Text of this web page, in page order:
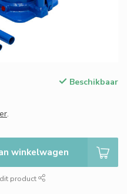
Beschikbaar
.
winkelwagen
product